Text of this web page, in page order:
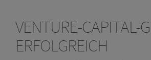
VENTURE-CAPITAL-
ERFOLGREICH